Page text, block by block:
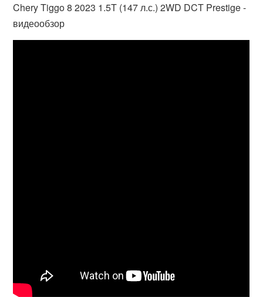
Chery Tiggo 8 2023 1.5T (147 л.с.) 2WD DCT Prestige -
видеообзор